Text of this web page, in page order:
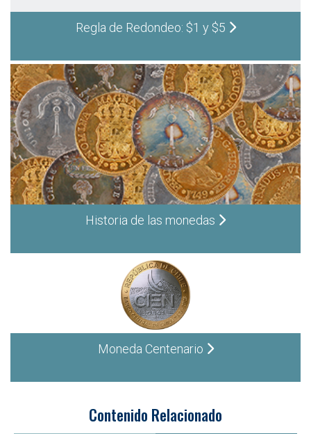
Regla de Redondeo: $1 y $5
Historia de las monedas
Moneda Centenario
Contenido Relacionado